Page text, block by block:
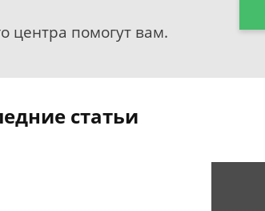
центра помогут вам.
статьи